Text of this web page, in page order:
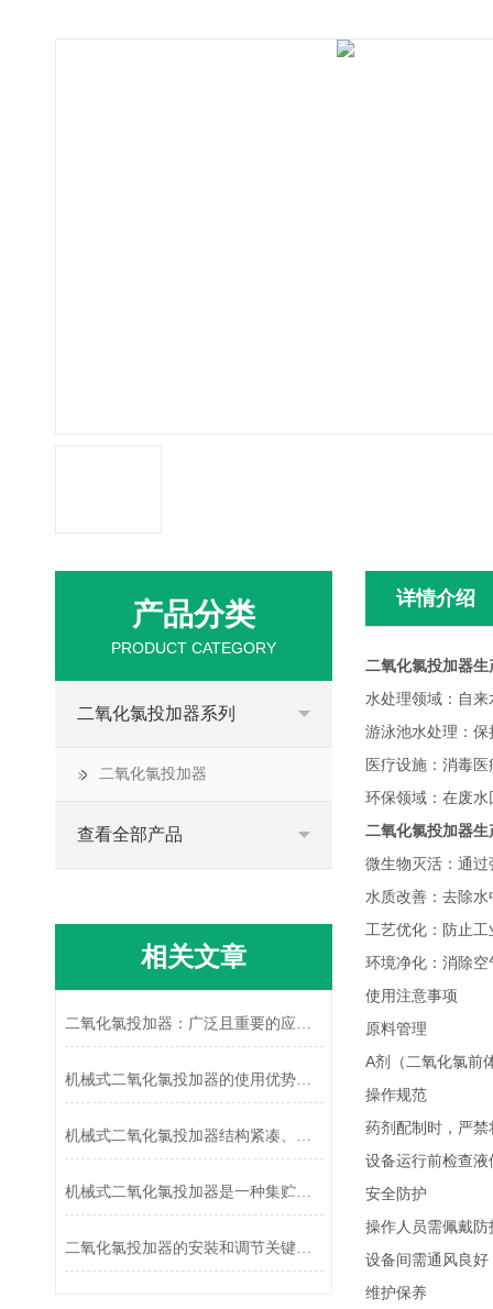
详情介绍
二氧化氯投加器生
水处理领域：自
游泳池水处理：
医疗设施：消毒
环保领域：在废
二氧化氯投加器生
微生物灭活：通
水质改善：去除
工艺优化：防止
环境净化：消除
使用注意事项
原料管理
A剂（二氧化氯前
操作规范
药剂配制时，严
设备运行前检查
安全防护
操作人员需佩戴
设备间需通风良
维护保养
产品分类
PRODUCT CATEGORY
二氧化氯投加器系列
二氧化氯投加器
查看全部产品
相关文章
二氧化氯投加器：广泛且重要的应用之选
机械式二氧化氯投加器的使用优势有哪些？
机械式二氧化氯投加器结构紧凑、安全可靠
机械式二氧化氯投加器是一种集贮存、输送与自动控制于一体的成套设备
二氧化氯投加器的安裝和调节关键要点